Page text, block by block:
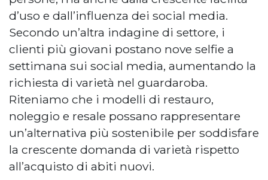
d’uso e dall’influenza dei social media.
Secondo un’altra indagine di settore, i
clienti più giovani postano nove selfie a
settimana sui social media, aumentando la
richiesta di varietà nel guardaroba.
Riteniamo che i modelli di restauro,
noleggio e resale possano rappresentare
un’alternativa più sostenibile per soddisfare
la crescente domanda di varietà rispetto
all’acquisto di abiti nuovi.